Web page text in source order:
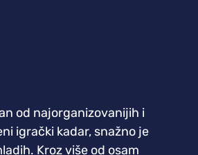
od najorganizovanijih i
igrački kadar, snažno je
Kroz više od osam